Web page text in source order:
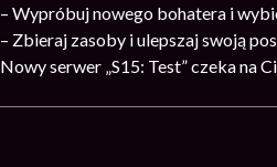
– Wypróbuj nowego bohatera i
– Zbieraj zasoby i ulepszaj swoją
Nowy serwer „S15: Test” czeka na